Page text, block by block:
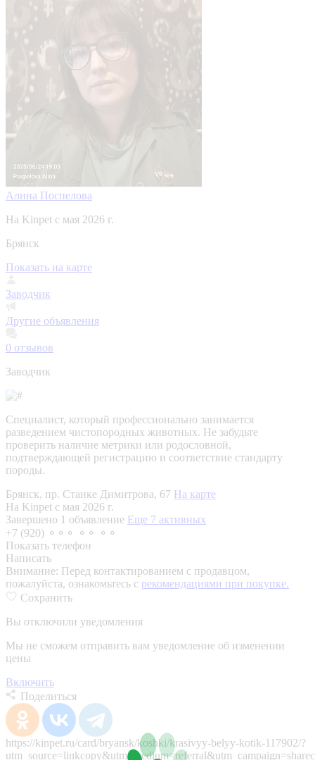
Алина Поспелова
На Kinpet c мая 2026 г.
Брянск
Показать на карте
Заводчик
Другие объявления
0 отзывов
Заводчик
Специалист, который профессионально занимается
разведением чистопородных животных. Не забудьте
проверить наличие метрики или родословной,
подтверждающей регистрацию и соответствие стандарту
породы.
Брянск, пр. Станке Димитрова, 67 На карте
На Kinpet c мая 2026 г.
Завершено 1 объявление Еще 7 активных
+7 (920) ⚬⚬⚬ ⚬⚬ ⚬⚬
Показать телефон
Написать
Внимание: Перед контактированием с продавцом,
пожалуйста, ознакомьтесь с рекомендациями при покупке.
Сохранить
Вы отключили уведомления
Мы не сможем отправить вам уведомление об изменении
цены
Включить
Поделиться
https://kinpet.ru/card/bryansk/koshki/krasivyy-belyy-kotik-117902/?